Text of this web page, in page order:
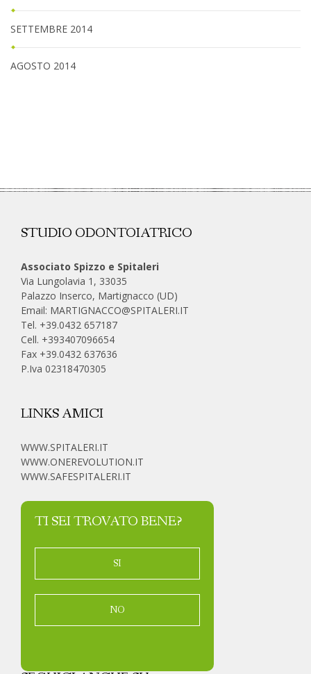
SETTEMBRE 2014
AGOSTO 2014
STUDIO ODONTOIATRICO
Associato Spizzo e Spitaleri
Via Lungolavia 1, 33035
Palazzo Inserco, Martignacco (UD)
Email: MARTIGNACCO@SPITALERI.IT
Tel. +39.0432 657187
Cell. +393407096654
Fax +39.0432 637636
P.Iva 02318470305
LINKS AMICI
WWW.SPITALERI.IT
WWW.ONEREVOLUTION.IT
WWW.SAFESPITALERI.IT
TI SEI TROVATO BENE?
SI
NO